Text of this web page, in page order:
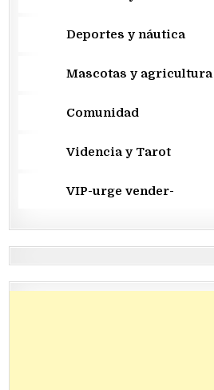
Deportes y náutica
Mascotas y agricultura
Comunidad
Videncia y Tarot
VIP-urge vender-